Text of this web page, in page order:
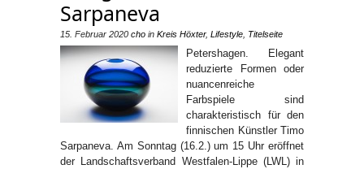
Sarpaneva
15. Februar 2020 cho in Kreis Höxter, Lifestyle Titelseite
Petershagen. Elegant
reduzierte Formen oder
nuancenreiche
Farbspiele sind
charakteristisch für den
finnischen Künstler Timo
Sarpaneva. Am Sonntag (16.2.) um 15 Uhr eröffnet
der Landschaftsverband Westfalen-Lippe (LWL) in